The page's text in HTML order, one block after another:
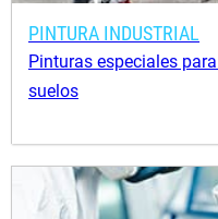
PINTURA INDUSTRIAL
Pinturas especiales
suelos